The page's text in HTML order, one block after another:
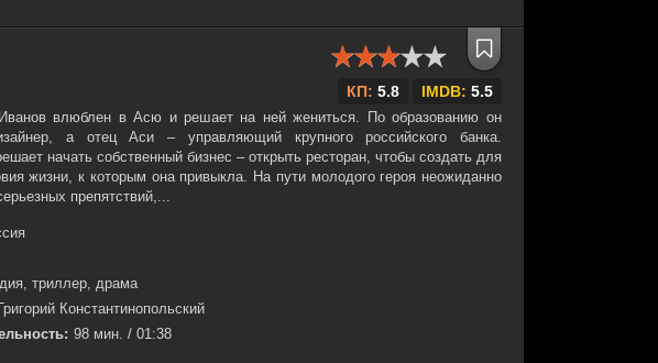
КП: 5.8 IMDB: 5.5
влюблен в Асю и решает на ней жениться. По образованию он
а отец Аси – управляющий крупного российского банка.
начать собственный бизнес – открыть ресторан, чтобы создать для
жизни, к которым она привыкла. На пути молодого героя неожиданно
препятствий,...
триллер, драма
Григорий Константинопольский
98 мин. / 01:38